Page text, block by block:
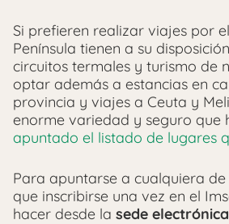
Si prefieren realizar viajes por
Península tienen a su
circuitos termales y turismo de
optar además a estancias en
provincia y viajes a Ceuta y
enorme variedad y seguro que
apuntado el listado de lugares
Para apuntarse a cualquiera
que inscribirse una vez en el
hacer desde la sede